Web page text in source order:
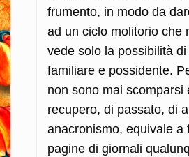
frumento, in modo da
ad un ciclo molitorio che
vede solo la possibilità
familiare e possidente.
non sono mai scomparsi
recupero, di passato, di
anacronismo, equivale a
pagine di giornali